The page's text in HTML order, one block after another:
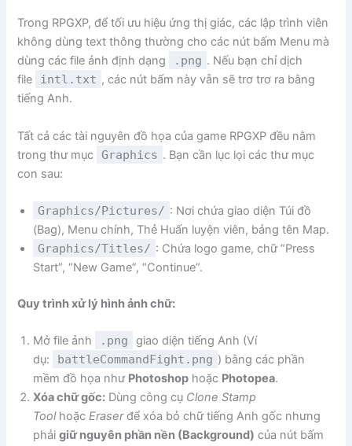
Trong RPGXP, để tối ưu hiệu ứng thị giác, các lập trình viên
không dùng text thông thường cho các nút bấm Menu mà
dùng các file ảnh định dạng
.png . Nếu bạn chỉ dịch
file
intl.txt , các nút bấm này vẫn sẽ trơ trơ ra bằng
tiếng Anh.
Tất cả các tài nguyên đồ họa của game RPGXP đều nằm
trong thư mục
Graphics . Bạn cần lục lọi các thư mục
con sau:
Graphics/Pictures/ : Nơi chứa giao diện Túi đồ
(Bag), Menu chính, Thẻ Huấn luyện viên, bảng tên Map.
Graphics/Titles/ : Chứa logo game, chữ “Press
Start”, “New Game”, “Continue”.
Quy trình xử lý hình ảnh chữ:
Mở file ảnh .png
giao diện tiếng Anh (Ví
dụ:
battleCommandFight.png ) bằng các phần
mềm đồ họa như Photoshop hoặc Photopea.
Xóa chữ gốc: Dùng công cụ Clone Stamp
ToolhoặcEraserđể xóa bỏ chữ tiếng Anh gốc nhưng
phảigiữ nguyên phần nền (Background) của nút bấm